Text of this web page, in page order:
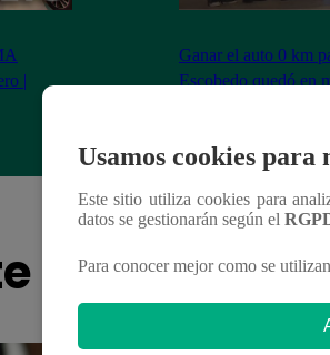
|
Ganar el auto 0 km
Escobedo quedó en
puede
Usamos cookies
Este sitio utiliza cookies para
datos se gestionarán según el
Para conocer mejor como se